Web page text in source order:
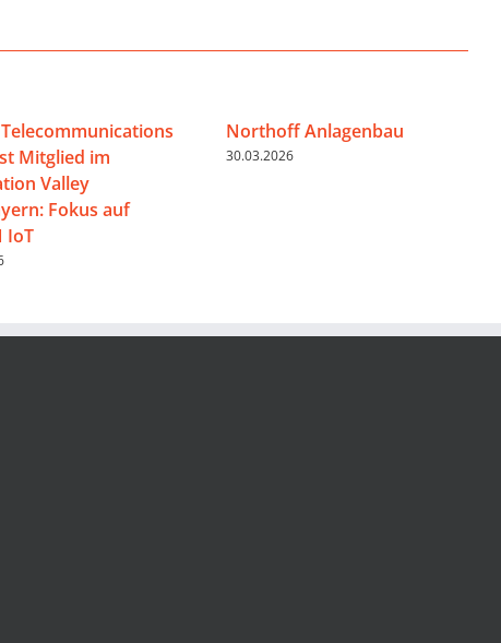
Mitglied im
Valley
Fokus auf
IoT
Northoff Anlagenbau
30.03.2026